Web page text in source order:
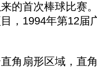
的首次棒球比赛
，1994年第12届
扇形区域，直